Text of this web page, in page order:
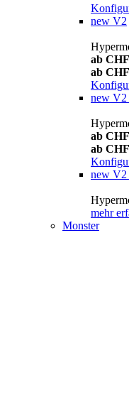
new V2
ab CHF
ab
new V2
ab CHF
ab
new V2
mehr
Monster